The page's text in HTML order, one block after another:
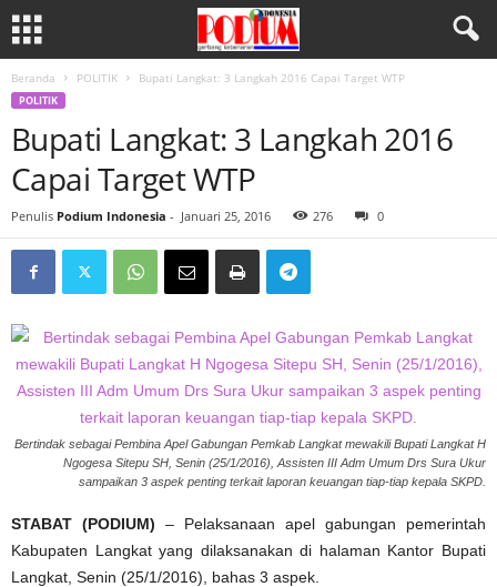
Beranda POLITIK Bupati Langkat: 3 Langkah 2016 Capai Target WTP
POLITIK
Bupati Langkat: 3 Langkah 2016
Capai Target WTP
Penulis Podium Indonesia - Januari 25, 2016 276 0
Bertindak sebagai Pembina Apel Gabungan Pemkab Langkat mewakili Bupati Langkat H
Ngogesa Sitepu SH, Senin (25/1/2016), Assisten III Adm Umum Drs Sura Ukur
sampaikan 3 aspek penting terkait laporan keuangan tiap-tiap kepala SKPD.
STABAT (PODIUM) – Pelaksanaan apel gabungan pemerintah
Kabupaten Langkat yang dilaksanakan di halaman Kantor Bupati
Langkat, Senin (25/1/2016), bahas 3 aspek.